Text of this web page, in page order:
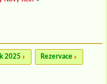
2025 Rezervace